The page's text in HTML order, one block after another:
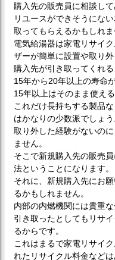
購入先の販売員に相談して
リユースができそうにな
取ってもらえるかもしれま
電気給湯器は家電リサイ
ザーが簡単に設置や取り
購入先が引き取ってくれる
15年から20年以上の寿命
15年以上はそのまま使え
これだけ長持ちする製品
はかなりの少数派でしょう
取り外した経験がないの
ません。
そこで新規購入先の販売
法ということになります。
それに、新規購入先にお
るかもしれません。
内部の内燃機関には貴重
引き取ったとしてもリサ
るからです。
これはまるで家電リサイ
れたリサイクル料金など